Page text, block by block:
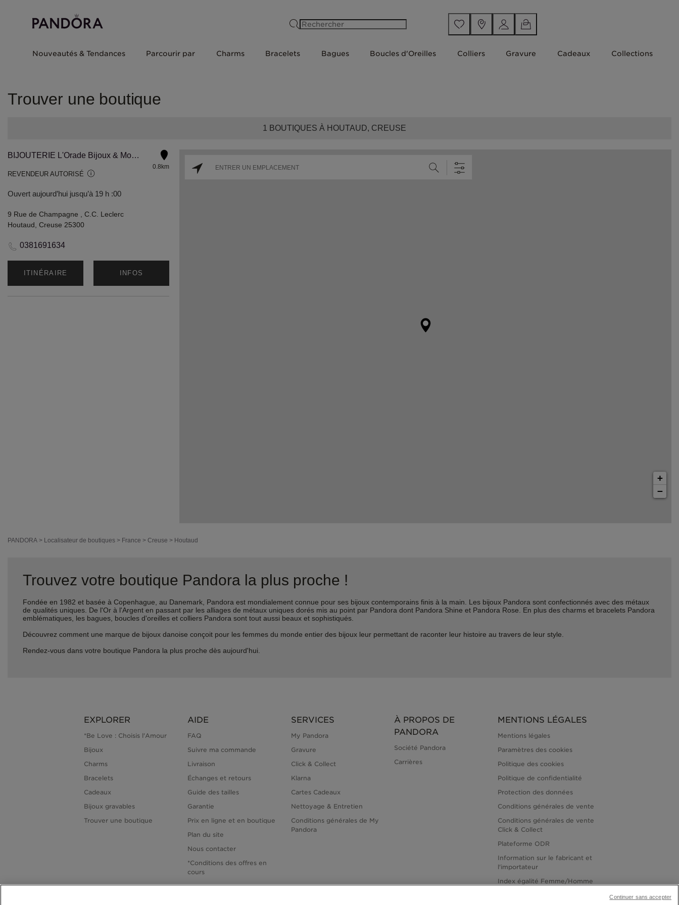
Nouveautés & Tendances Parcourir par Charms Bracelets Bagues Boucles d'Oreilles Colliers Gravure Cadeaux Collections
Trouver une boutique
1 BOUTIQUES À HOUTAUD, CREUSE
BIJOUTERIE L'Orade Bijoux & Montres
REVENDEUR AUTORISÉ
Ouvert aujourd’hui jusqu’à 19 h :00
0.8km
9 Rue de Champagne , C.C. Leclerc
Houtaud, Creuse 25300
0381691634
ITINÉRAIRE INFOS
+
−
PANDORA > Localisateur de boutiques > France > Creuse > Houtaud
Trouvez votre boutique Pandora la plus proche !
Fondée en 1982 et basée à Copenhague, au Danemark, Pandora est mondialement connue pour ses bijoux contemporains finis à la main. Les bijoux Pandora sont confectionnés avec des métaux
de qualités uniques. De l'Or à l'Argent en passant par les alliages de métaux uniques dorés mis au point par Pandora dont Pandora Shine et Pandora Rose. En plus des charms et bracelets Pandora
emblématiques, les bagues, boucles d'oreilles et colliers Pandora sont tout aussi beaux et sophistiqués.
Découvrez comment une marque de bijoux danoise conçoit pour les femmes du monde entier des bijoux leur permettant de raconter leur histoire au travers de leur style.
Rendez-vous dans votre boutique Pandora la plus proche dès aujourd'hui.
EXPLORER
*Be Love : Choisis l'Amour
Bijoux
Charms
Bracelets
Cadeaux
Bijoux gravables
Trouver une boutique
AIDE
FAQ
Suivre ma commande
Livraison
Échanges et retours
Guide des tailles
Garantie
Prix en ligne et en boutique
Plan du site
Nous contacter
*Conditions des offres en
cours
SERVICES
My Pandora
Gravure
Click & Collect
Klarna
Cartes Cadeaux
Nettoyage & Entretien
Conditions générales de My
Pandora
À PROPOS DE
PANDORA
Société Pandora
Carrières
MENTIONS LÉGALES
Mentions légales
Paramètres des cookies
Politique des cookies
Politique de confidentialité
Protection des données
Conditions générales de vente
Conditions générales de vente
Click & Collect
Plateforme ODR
Information sur le fabricant et
l'importateur
Index égalité Femme/Homme
Continuer sans accepter